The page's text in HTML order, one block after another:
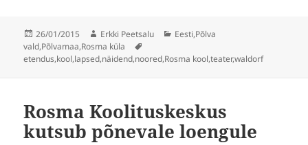
Postitatud
26/01/2015 Autor
Erkki Peetsalu Rubriigid
Eesti,Põlva
vald,Põlvamaa,Rosma küla
etendus,kool,lapsed,näidend,noored,Rosma kool,teater,waldorf
Rosma Koolituskeskus
kutsub põnevale loengule